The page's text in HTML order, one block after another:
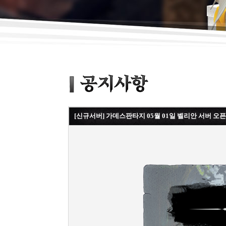
[신규서버] 가데스판타지 05월 01일 벨리안 서버 오